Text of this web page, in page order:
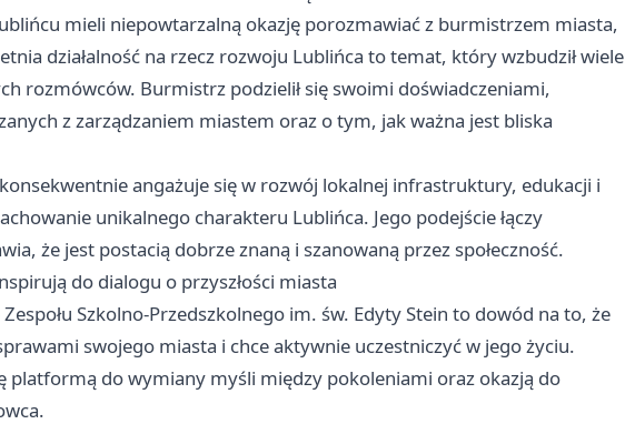
mieli niepowtarzalną okazję porozmawiać z burmistrzem miasta,
działalność na rzecz rozwoju Lublińca to temat, który wzbudził wiele
rozmówców. Burmistrz podzielił się swoimi doświadczeniami,
z zarządzaniem miastem oraz o tym, jak ważna jest bliska
angażuje się w rozwój lokalnej infrastruktury, edukacji i
unikalnego charakteru Lublińca. Jego podejście łączy
że jest postacią dobrze znaną i szanowaną przez społeczność.
do dialogu o przyszłości miasta
Szkolno-Przedszkolnego im. św. Edyty Stein to dowód na to, że
swojego miasta i chce aktywnie uczestniczyć w jego życiu.
platformą do wymiany myśli między pokoleniami oraz okazją do